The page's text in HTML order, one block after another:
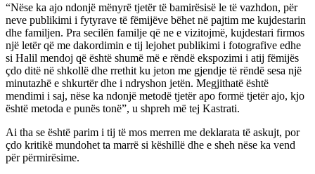
“Nëse ka ajo ndonjë mënyrë tjetër të bamirësisë le të vazhdon, për
neve publikimi i fytyrave të fëmijëve bëhet në pajtim me kujdestarin
dhe familjen. Pra secilën familje që ne e vizitojmë, kujdestari firmos
një letër që me dakordimin e tij lejohet publikimi i fotografive edhe
si Halil mendoj që është shumë më e rëndë ekspozimi i atij fëmijës
çdo ditë në shkollë dhe rrethit ku jeton me gjendje të rëndë sesa një
minutazhë e shkurtër dhe i ndryshon jetën. Megjithatë është
mendimi i saj, nëse ka ndonjë metodë tjetër apo formë tjetër ajo, kjo
është metoda e punës tonë”, u shpreh më tej Kastrati.
Ai tha se është parim i tij të mos merren me deklarata të askujt, por
çdo kritikë mundohet ta marrë si këshillë dhe e sheh nëse ka vend
për përmirësime.